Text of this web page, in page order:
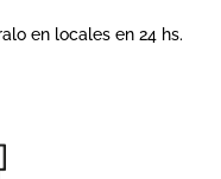
en locales en 24 hs.